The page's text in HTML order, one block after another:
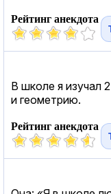
Рейтинг анекдота
В школе я изучал
и геометрию.
Рейтинг анекдота